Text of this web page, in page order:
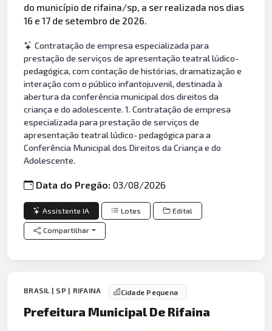
do município de rifaina/sp, a ser realizada nos dias
16 e 17 de setembro de 2026.
Contratação de empresa especializada para
prestação de serviços de apresentação teatral lúdico-
pedagógica, com contação de histórias, dramatização e
interação com o público infantojuvenil, destinada à
abertura da conferência municipal dos direitos da
criança e do adolescente. 1. Contratação de empresa
especializada para prestação de serviços de
apresentação teatral lúdico- pedagógica para a
Conferência Municipal dos Direitos da Criança e do
Adolescente.
Data do Pregão:03/08/2026
Assistente IA Lotes Edital
Compartilhar
BRASIL | SP | RIFAINA Cidade Pequena
Prefeitura Municipal De Rifaina